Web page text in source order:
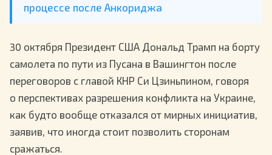
процессе после Анкориджа
30 октября Президент США Дональд Трамп на борту
самолета по пути из Пусана в Вашингтон после
переговоров с главой КНР Си Цзиньпином, говоря
о перспективах разрешения конфликта на Украине,
как будто вообще отказался от мирных инициатив,
заявив, что иногда стоит позволить сторонам
сражаться.